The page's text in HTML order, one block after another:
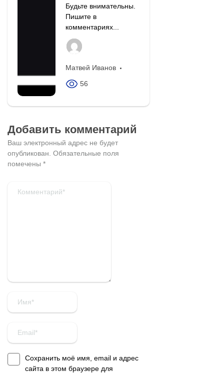
Будьте внимательны.
Пишите в
комментариях...
Матвей Иванов
56
Добавить комментарий
Ваш электронный адрес не будет
опубликован. Обязательные поля
помечены *
Сохранить моё имя, email и адрес
сайта в этом браузере для